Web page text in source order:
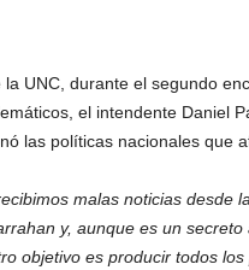
la UNC, durante el segundo
el intendente Daniel
las políticas nacionales que
malas noticias desde
y, aunque es un
objetivo es producir todos